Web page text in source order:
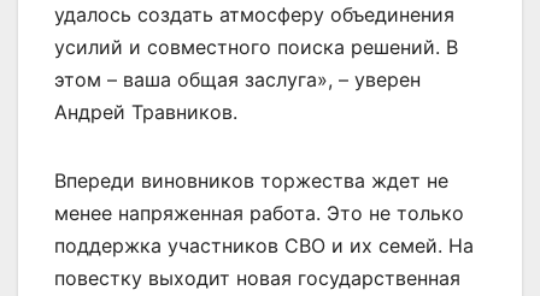
удалось создать атмосферу объединения
усилий и совместного поиска решений. В
этом – ваша общая заслуга», – уверен
Андрей Травников.
Впереди виновников торжества ждет не
менее напряженная работа. Это не только
поддержка участников СВО и их семей. На
повестку выходит новая государственная